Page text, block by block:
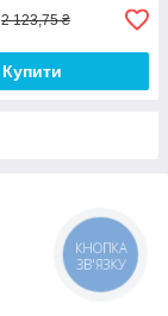
2 123,75 ₴
Купити
КНОПКА
ЗВ'ЯЗКУ